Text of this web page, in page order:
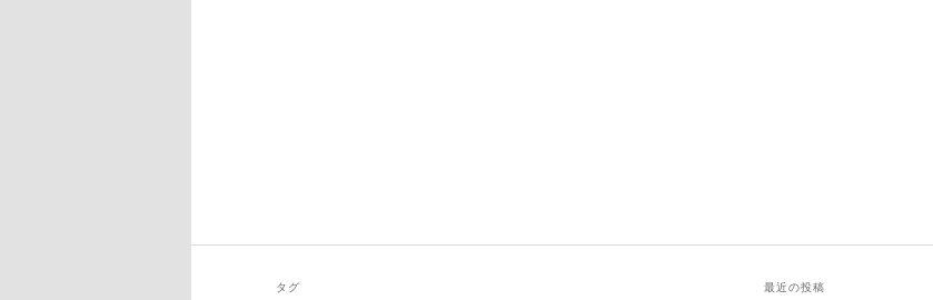
タグ 最近の投稿